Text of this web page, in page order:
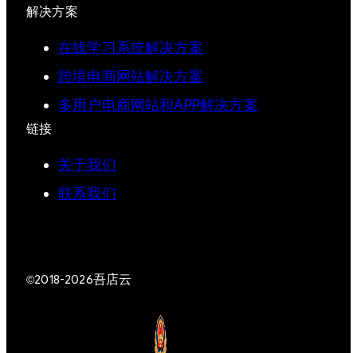
解决方案
在线学习系统解决方案
跨境电商网站解决方案
多用户电商网站和APP解决方案
链接
关于我们
联系我们
©2018-2026吾店云